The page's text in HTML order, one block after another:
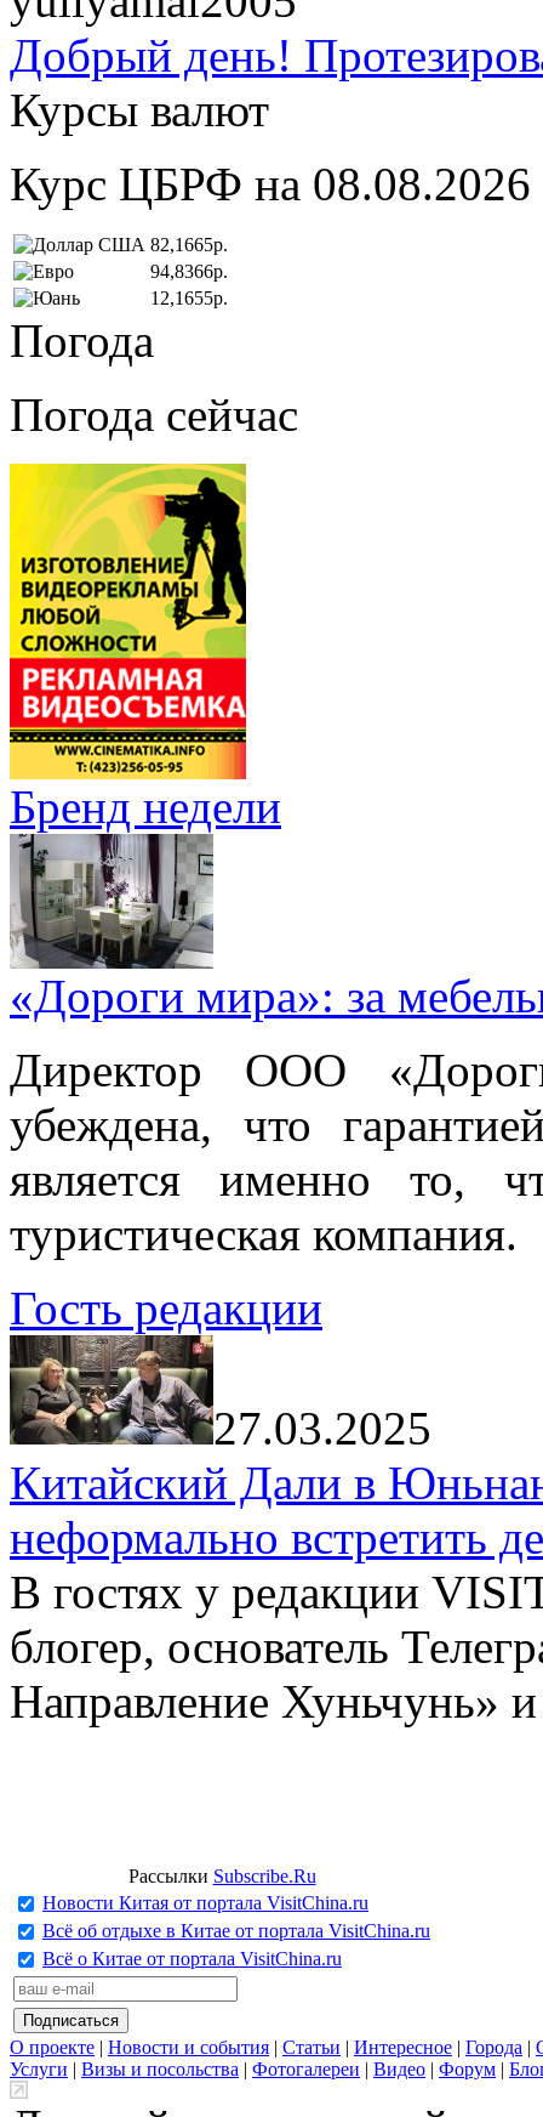
Добрый день!
Курсы валют
Курс ЦБРФ на 08.08.2026
82,1665р.
94,8366р.
12,1655р.
Погода
Погода сейчас
Бренд недели
«Дороги мира»: за
Директор ООО
убеждена, что
является именно то,
туристическая компания.
Гость редакции
27.03.2025
Китайский Дали в
неформально встретить
В гостях у редакции
блогер, основатель
Направление Хуньчунь»
Рассылки Subscribe.Ru
Новости Китая от портала VisitChina.ru
Всё об отдыхе в Китае от портала VisitChina.ru
Всё о Китае от портала VisitChina.ru
О проекте | Новости и события | Статьи | Интересное | Города |
Услуги | Визы и посольства | Фотогалереи | Видео | Форум |